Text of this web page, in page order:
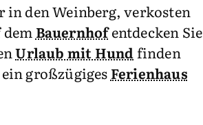
in den Weinberg, verkosten
Bauernhofentdecken Sie
Urlaub mit Hundfinden
großzügiges Ferienhaus